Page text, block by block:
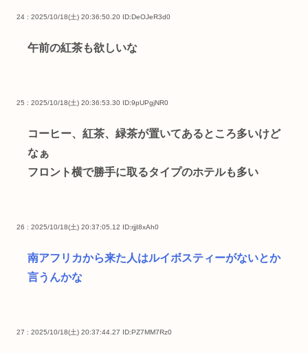
24 : 2025/10/18(土) 20:36:50.20 ID:DeOJeR3d0
午前の紅茶も欲しいな
25 : 2025/10/18(土) 20:36:53.30 ID:9pUPgjNR0
コーヒー、紅茶、緑茶が置いてあるところ多いけど
なぁ
フロント横で勝手に取るタイプのホテルも多い
26 : 2025/10/18(土) 20:37:05.12 ID:rjjI8xAh0
南アフリカから来た人はルイボスティーがないとか
言うんかな
27 : 2025/10/18(土) 20:37:44.27 ID:PZ7MM7Rz0